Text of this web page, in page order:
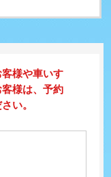
様や車いす
様は、予約
い。